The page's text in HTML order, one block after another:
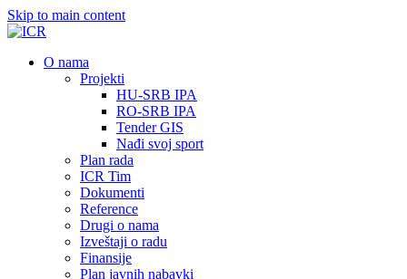
Skip to main content
О nama
Projekti
HU-SRB IPA
RO-SRB IPA
Tender GIS
Nađi svoj sport
Plan rada
ICR Tim
Dokumenti
Reference
Drugi o nama
Izveštaji o radu
Finansije
Plan javnih nabavki